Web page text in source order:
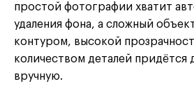
простой фотографии хватит
удаления фона, а сложный
контуром, высокой
количеством деталей придётся
вручную.